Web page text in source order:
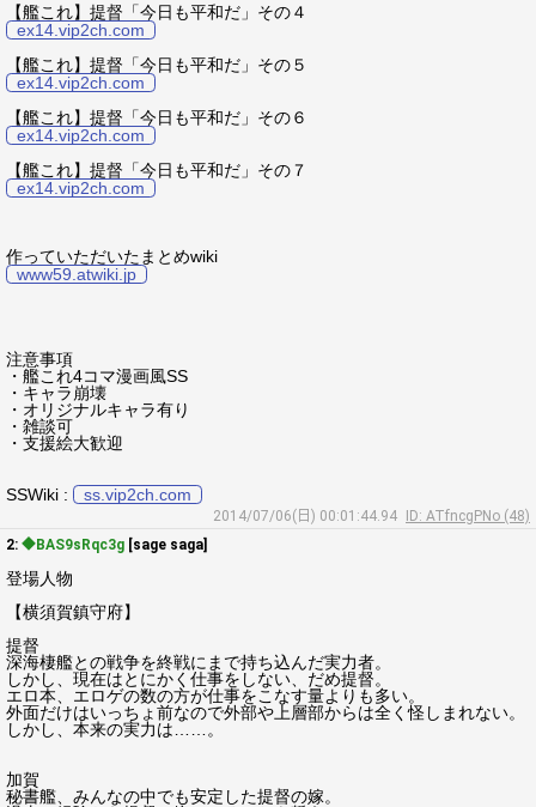
【艦これ】提督「今日も平和だ」その４
ex14.vip2ch.com
【艦これ】提督「今日も平和だ」その５
ex14.vip2ch.com
【艦これ】提督「今日も平和だ」その６
ex14.vip2ch.com
【艦これ】提督「今日も平和だ」その７
ex14.vip2ch.com
作っていただいたまとめwiki
www59.atwiki.jp
注意事項
・艦これ4コマ漫画風SS
・キャラ崩壊
・オリジナルキャラ有り
・雑談可
・支援絵大歓迎
SSWiki : ss.vip2ch.com
2014/07/06(日) 00:01:44.94
ID: ATfncgPNo (48)
2: ◆BAS9sRqc3g [sage saga]
登場人物
【横須賀鎮守府】
提督
深海棲艦との戦争を終戦にまで持ち込んだ実力者。
しかし、現在はとにかく仕事をしない、だめ提督。
エロ本、エロゲの数の方が仕事をこなす量よりも多い。
外面だけはいっちょ前なので外部や上層部からは全く怪しまれない。
しかし、本来の実力は……。
加賀
秘書艦、みんなの中でも安定した提督の嫁。